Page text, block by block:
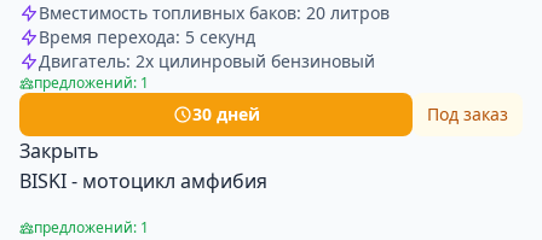
Вместимость топливных баков: 20 литров
Время перехода: 5 секунд
Двигатель: 2х цилинровый бензиновый
предложений: 1
30 дней Под заказ
Закрыть
BISKI - мотоцикл амфибия
предложений: 1